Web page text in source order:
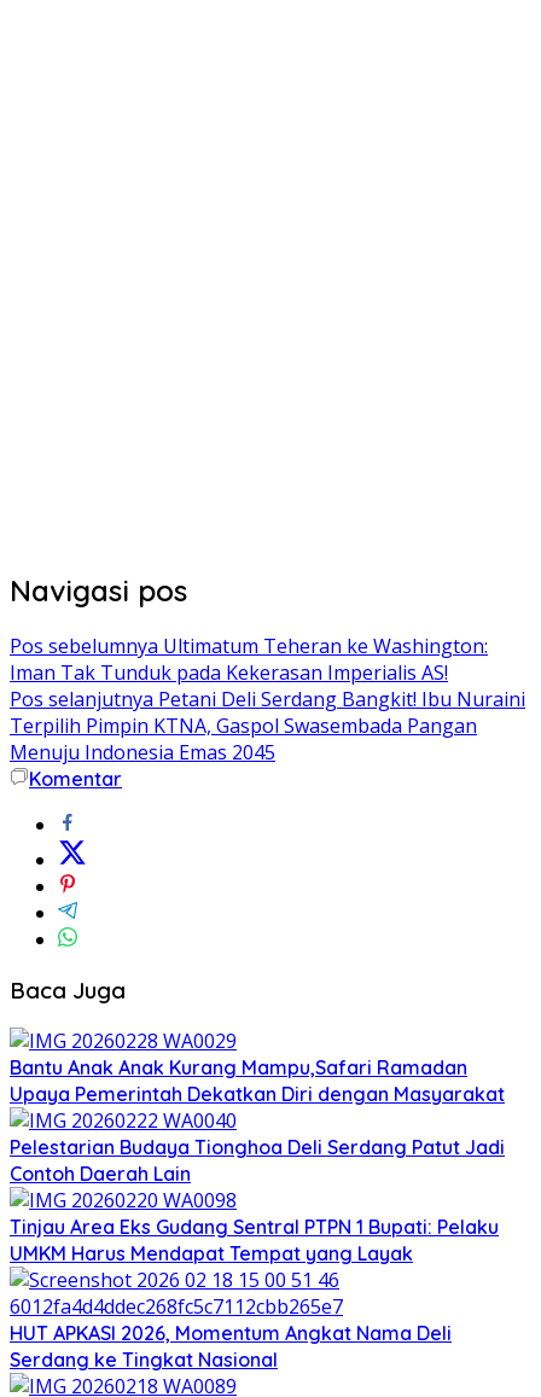
Navigasi pos
Pos sebelumnya Ultimatum Teheran ke Washington:
Iman Tak Tunduk pada Kekerasan Imperialis AS!
Pos selanjutnya Petani Deli Serdang Bangkit! Ibu Nuraini
Terpilih Pimpin KTNA, Gaspol Swasembada Pangan
Menuju Indonesia Emas 2045
Komentar
Baca Juga
Bantu Anak Anak Kurang Mampu,Safari Ramadan
Upaya Pemerintah Dekatkan Diri dengan Masyarakat
Pelestarian Budaya Tionghoa Deli Serdang Patut Jadi
Contoh Daerah Lain
Tinjau Area Eks Gudang Sentral PTPN 1 Bupati: Pelaku
UMKM Harus Mendapat Tempat yang Layak
HUT APKASI 2026, Momentum Angkat Nama Deli
Serdang ke Tingkat Nasional